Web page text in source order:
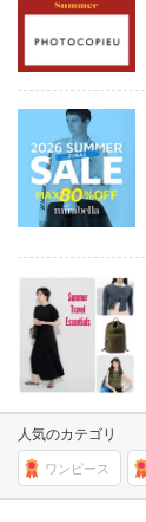
人気のカテゴリ
ワンピース